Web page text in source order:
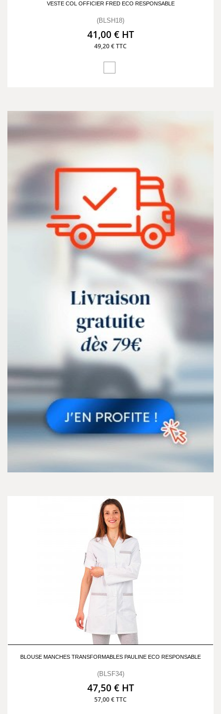
VESTE COL OFFICIER FRED ECO RESPONSABLE
(BLSH18)
41,00 € HT
49,20 € TTC
BLOUSE MANCHES TRANSFORMABLES PAULINE ECO RESPONSABLE
(BLSF34)
47,50 € HT
57,00 € TTC